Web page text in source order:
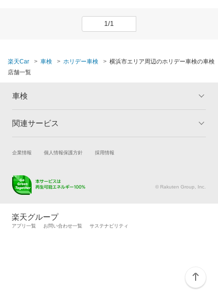
1/1
楽天Car 車検 ホリデー車検
横浜市エリア周辺のホリデー車検の車検
店舗一覧
車検
トップ
車検の基礎知識 キャンペーン一覧
関連サービス
試乗・商談 新車購入
キズ修理予約
メンテナンス管理
自動車カタログ 自動車保険
企業情報 個人情報保護方針 採用情報
© Rakuten Group, Inc.
楽天グループ
アプリ一覧 お問い合わせ一覧 サステナビリティ